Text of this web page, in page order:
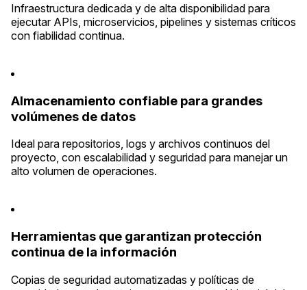
Infraestructura dedicada y de alta disponibilidad para
ejecutar APIs, microservicios, pipelines y sistemas críticos
con fiabilidad continua.
Almacenamiento confiable para grandes
volúmenes de datos
Ideal para repositorios, logs y archivos continuos del
proyecto, con escalabilidad y seguridad para manejar un
alto volumen de operaciones.
Herramientas que garantizan protección
continua de la información
Copias de seguridad automatizadas y políticas de